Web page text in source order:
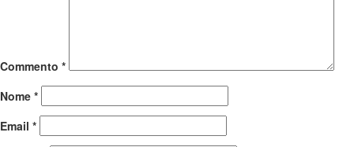
Commento *
Nome *
Email *